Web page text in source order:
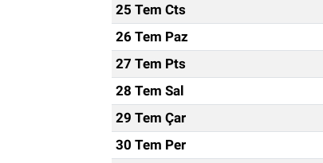
25 Tem Cts
26 Tem Paz
27 Tem Pts
28 Tem Sal
29 Tem Çar
30 Tem Per